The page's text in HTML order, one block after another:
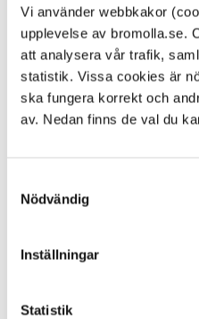
Vi använder webbkakor
upplevelse av bromolla.se.
att analysera vår trafik,
statistik. Vissa cookies är
ska fungera korrekt och
av. Nedan finns de val du
Nödvändig
Inställningar
Statistik
Alla platser
KONTAKT
Besöksadress